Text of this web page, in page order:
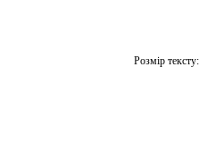
Розмір тексту: